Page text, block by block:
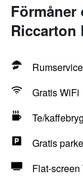
Förmåner
Riccarton
Rumservice
Gratis WiFi
Te/
Gratis
Flat-screen